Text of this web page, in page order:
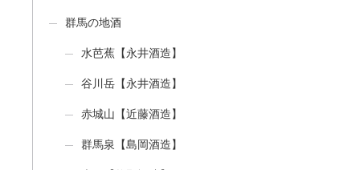
群馬の地酒
水芭蕉【永井酒造】
谷川岳【永井酒造】
赤城山【近藤酒造】
群馬泉【島岡酒造】